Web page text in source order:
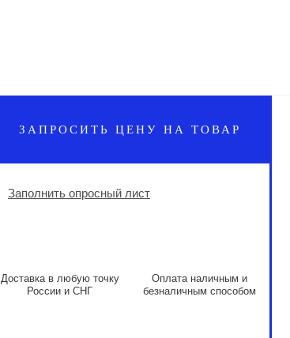
ЗАПРОСИТЬ ЦЕНУ НА ТОВАР
Заполнить опросный лист
Доставка в любую точку
России и СНГ
Оплата наличным и
безналичным способом